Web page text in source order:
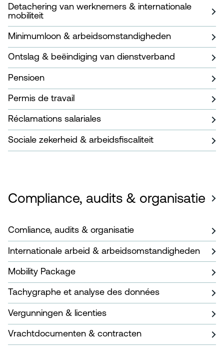
Detachering van werknemers & internationale
mobiliteit
Minimumloon & arbeidsomstandigheden
Ontslag & beëindiging van dienstverband
Pensioen
Permis de travail
Réclamations salariales
Sociale zekerheid & arbeidsfiscaliteit
Compliance, audits & organisatie
Comliance, audits & organisatie
Internationale arbeid & arbeidsomstandigheden
Mobility Package
Tachygraphe et analyse des données
Vergunningen & licenties
Vrachtdocumenten & contracten